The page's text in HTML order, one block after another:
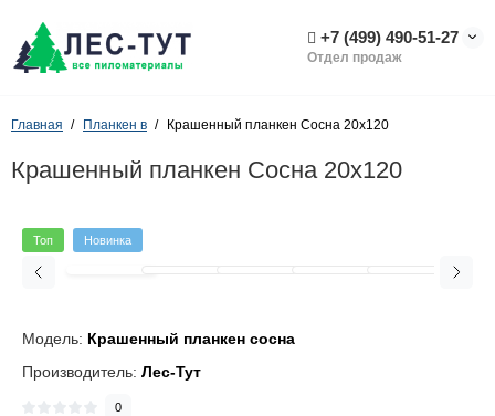
+7 (499) 490-51-27
Отдел продаж
Главная Планкен в Крашенный планкен Сосна 20х120
Крашенный планкен Сосна 20х120
Топ Новинка
Модель: Крашенный планкен сосна
Производитель: Лес-Тут
0